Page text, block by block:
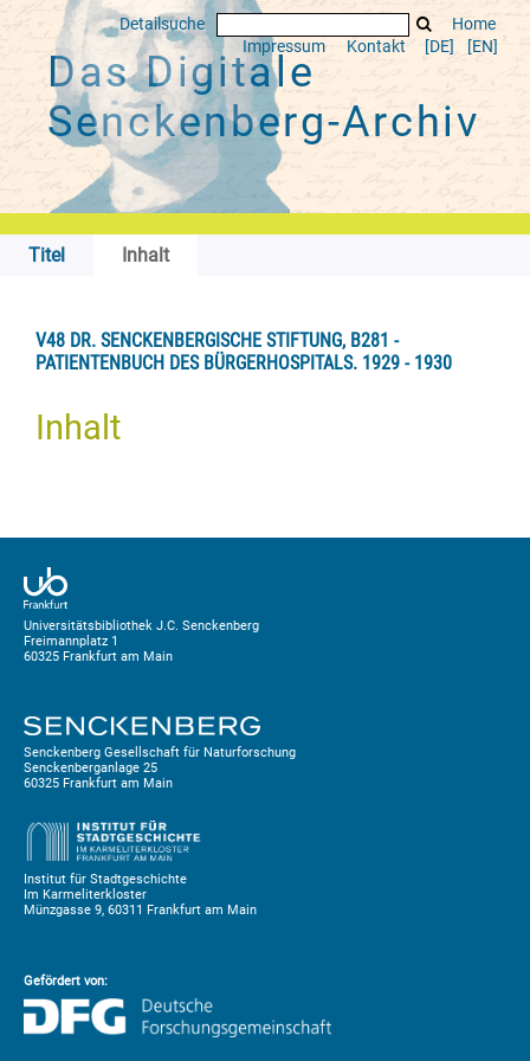
Detailsuche
Home
Impressum
Kontakt [DE] [EN]
Das Digitale
Senckenberg-Archiv
Titel Inhalt
V48 DR. SENCKENBERGISCHE STIFTUNG, B281 -
PATIENTENBUCH DES BÜRGERHOSPITALS. 1929 - 1930
Inhalt
Universitätsbibliothek J.C. Senckenberg
Freimannplatz 1
60325 Frankfurt am Main
Senckenberg Gesellschaft für Naturforschung
Senckenberganlage 25
60325 Frankfurt am Main
Institut für Stadtgeschichte
Im Karmeliterkloster
Münzgasse 9, 60311 Frankfurt am Main
Gefördert von: